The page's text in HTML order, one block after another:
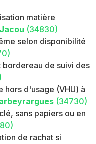
matière
Jacou (34830)
selon disponibilité
de suivi des
hors d'usage (VHU) à
(34730)
sans papiers ou en
de rachat si